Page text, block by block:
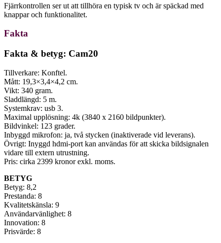
Fjärrkontrollen ser ut att tillhöra en typisk tv och är späckad med
knappar och funktionalitet.
Fakta
Fakta & betyg: Cam20
Tillverkare: Konftel.
Mått: 19,3×3,4×4,2 cm.
Vikt: 340 gram.
Sladdlängd: 5 m.
Systemkrav: usb 3.
Maximal upplösning: 4k (3840 x 2160 bildpunkter).
Bildvinkel: 123 grader.
Inbyggd mikrofon: ja, två stycken (inaktiverade vid leverans).
Övrigt: Inyggd hdmi-port kan användas för att skicka bildsignalen
vidare till extern utrustning.
Pris: cirka 2399 kronor exkl. moms.
BETYG
Betyg: 8,2
Prestanda: 8
Kvalitetskänsla: 9
Användarvänlighet: 8
Innovation: 8
Prisvärde: 8